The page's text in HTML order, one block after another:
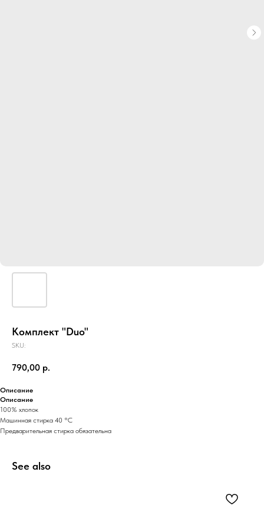
Комплект "Duo"
SKU:
790,00 р.
Описание
Описание
100% хлопок
Машинная стирка 40 °C
Предварительная стирка обязательна
See also